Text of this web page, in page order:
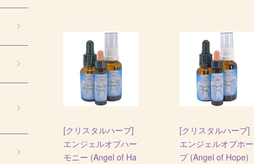
[クリスタルハーブ]
エンジェルオブハー
モニー (Angel of Ha
[クリスタルハーブ]
エンジェルオブホー
プ (Angel of Hope)